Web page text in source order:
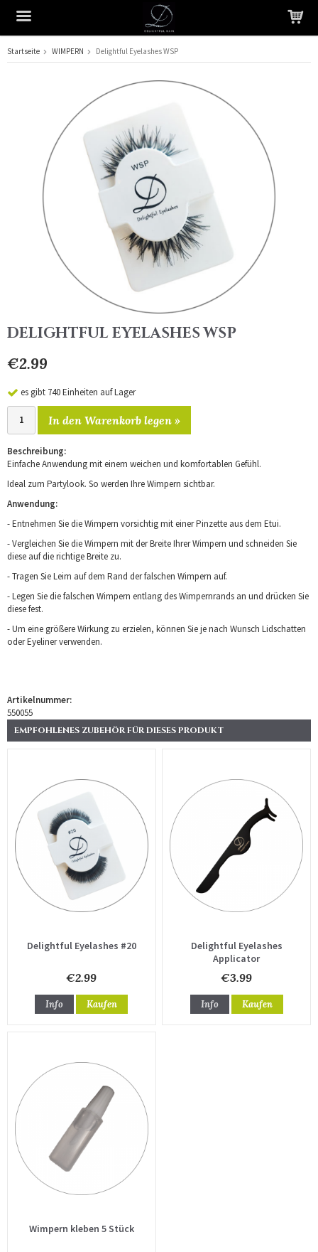
Das Produkt wurde in Ihren Warenkorb gelegt
Startseite WIMPERN Delightful Eyelashes WSP
DELIGHTFUL EYELASHES WSP
€2.99
es gibt 740 Einheiten auf Lager
In den Warenkorb legen »
Beschreibung:
Einfache Anwendung mit einem weichen und komfortablen Gefühl.
Ideal zum Partylook. So werden Ihre Wimpern sichtbar.
Anwendung:
- Entnehmen Sie die Wimpern vorsichtig mit einer Pinzette aus dem Etui.
- Vergleichen Sie die Wimpern mit der Breite Ihrer Wimpern und schneiden Sie
diese auf die richtige Breite zu.
- Tragen Sie Leim auf dem Rand der falschen Wimpern auf.
- Legen Sie die falschen Wimpern entlang des Wimpernrands an und drücken Sie
diese fest.
- Um eine größere Wirkung zu erzielen, können Sie je nach Wunsch Lidschatten
oder Eyeliner verwenden.
Artikelnummer:
550055
EMPFOHLENES ZUBEHÖR FÜR DIESES PRODUKT
Delightful Eyelashes #20
€2.99
Info Kaufen
Delightful Eyelashes
Applicator
€3.99
Info Kaufen
Wimpern kleben 5 Stück